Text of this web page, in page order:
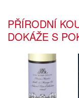
PŘÍRODNÍ
DOKÁŽE S